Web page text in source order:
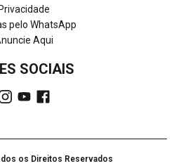
pelo WhatsApp
Aqui
SOCIAIS
os Direitos Reservados